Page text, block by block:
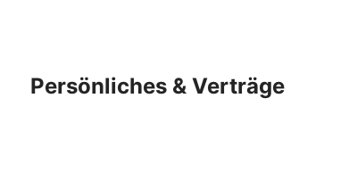
Persönliches & Verträge